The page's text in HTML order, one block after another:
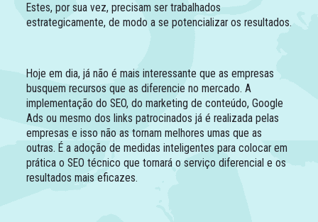
Estes, por sua vez, precisam ser trabalhados
estrategicamente, de modo a se potencializar os resultados.
Hoje em dia, já não é mais interessante que as empresas
busquem recursos que as diferencie no mercado. A
implementação do SEO, do marketing de conteúdo, Google
Ads ou mesmo dos links patrocinados já é realizada pelas
empresas e isso não as tornam melhores umas que as
outras. É a adoção de medidas inteligentes para colocar em
prática o SEO técnico que tornará o serviço diferencial e os
resultados mais eficazes.